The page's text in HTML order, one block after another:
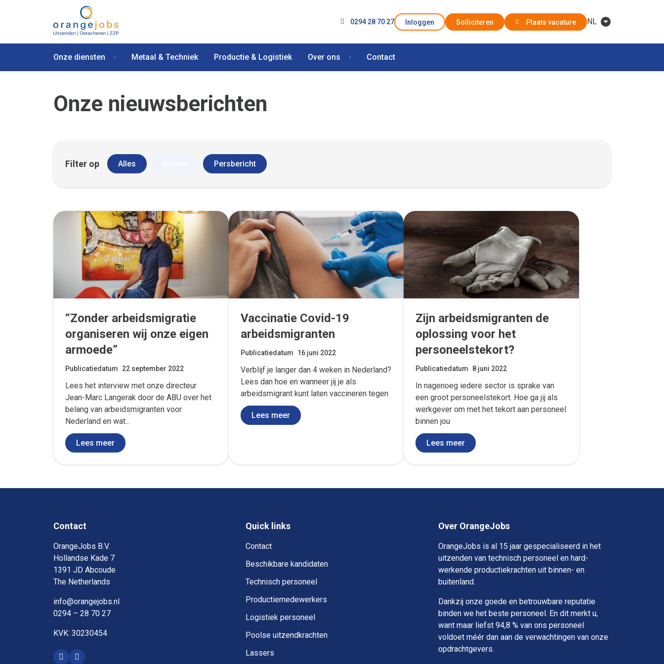
0294 28 70 27 Inloggen Solliciteren Plaats vacature NL
Onze diensten Metaal & Techniek Productie & Logistiek Over ons Contact
Onze nieuwsberichten
Filter op Alles Persbericht
“Zonder arbeidsmigratie
organiseren wij onze eigen
armoede”
Publicatiedatum 22 september 2022
Lees het interview met onze directeur
Jean-Marc Langerak door de ABU over het
belang van arbeidsmigranten voor
Nederland en wat...
Lees meer
Vaccinatie Covid-19
arbeidsmigranten
Publicatiedatum 16 juni 2022
Verblijf je langer dan 4 weken in Nederland?
Lees dan hoe en wanneer jij je als
arbeidsmigrant kunt laten vaccineren tegen
Lees meer
Zijn arbeidsmigranten de
oplossing voor het
personeelstekort?
Publicatiedatum 8 juni 2022
In nagenoeg iedere sector is sprake van
een groot personeelstekort. Hoe ga jij als
werkgever om met het tekort aan personeel
binnen jou
Lees meer
Contact
OrangeJobs B.V.
Hollandse Kade 7
1391 JD Abcoude
The Netherlands
info@orangejobs.nl
0294 – 28 70 27
KVK: 30230454
Quick links
Contact
Beschikbare kandidaten
Technisch personeel
Productiemedewerkers
Logistiek personeel
Poolse uitzendkrachten
Lassers
Over OrangeJobs
OrangeJobs is al 15 jaar gespecialiseerd in het
uitzenden van technisch personeel en hard-
werkende productiekrachten uit binnen- en
buitenland.
Dankzij onze goede en betrouwbare reputatie
binden we het beste personeel. En dit merkt u,
want maar liefst 94,8 % van ons personeel
voldoet méér dan aan de verwachtingen van onze
opdrachtgevers.